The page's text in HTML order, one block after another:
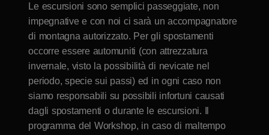
Le escursioni sono semplici passeggiate, non
impegnative e con noi ci sarà un accompagnatore
di montagna autorizzato. Per gli spostamenti
occorre essere automuniti (con attrezzatura
invernale, visto la possibilità di nevicate nel
periodo, specie sui passi) ed in ogni caso non
siamo responsabili su possibili infortuni causati
dagli spostamenti o durante le escursioni. Il
programma del Workshop, in caso di maltempo